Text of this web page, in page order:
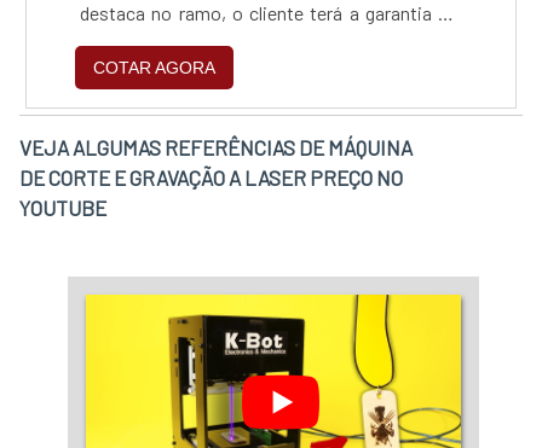
destaca no ramo, o cliente terá a garantia de
receber o serviço adequado para cada
necessidade, além de contar com o suporte de
uma equipe pronta para sanar qualquer
dúvida.MAIS INFORMAÇÕES SOBRE CORTE E
DOBRA DE CHAPAS DE INOXQuem pesquisa
na internet por corte e dobra de chapas de inox
em uma empresa altamente qualificada, acha
companhia atua com corte a laser em chapa
de aço inox e soldagem, garantindo o que há de
melhor na atualidade.Não obstante, quando
falamos em corte e dobra de chapas de inox,
mais do que visar apenas lucratividade, deve
oferecer produtos e serviços que tenham
COTAR AGORA
VEJA ALGUMAS REFERÊNCIAS DE MÁQUINA
DE CORTE E GRAVAÇÃO A LASER PREÇO NO
YOUTUBE